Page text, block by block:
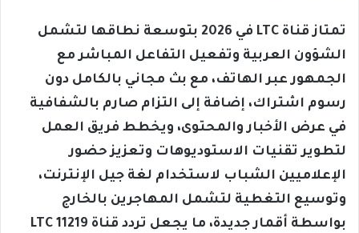
تمتاز قناة LTC في 2026 بتوسعة نطاقها لتشمل
الشؤون العربية وتفعيل التفاعل المباشر مع
الجمهور عبر الهاتف، مع بث مجاني بالكامل دون
رسوم اشتراك، إضافة إلى التزام صارم بالشفافية
في عرض الأخبار والمحتوى، ويخطط فريق العمل
لتطوير تقنيات الاستوديوهات وتعزيز حضور
الإعلاميين الشباب لاستخدام لغة جيل الإنترنت،
وتوسيع التغطية لتشمل المهاجرين بالخارج
بواسطة أقمار جديدة، ما يجعل تردد قناة LTC 11219